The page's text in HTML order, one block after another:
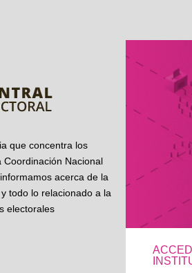
que concentra los
Nacional
acerca de la
todo lo relacionado a la
electorales